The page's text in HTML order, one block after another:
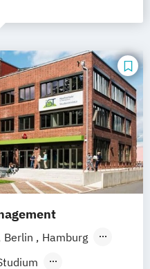
Berlin
Hamburg
am Main